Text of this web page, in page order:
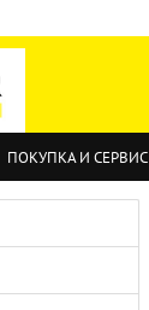
ПОКУПКА И СЕРВИС